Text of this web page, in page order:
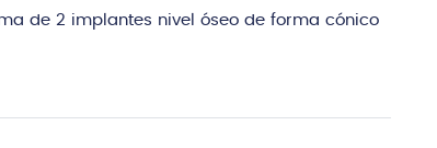
de 2 implantes nivel óseo de forma cónico